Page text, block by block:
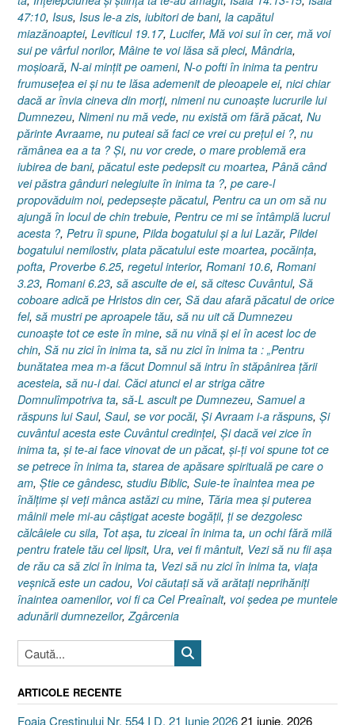
47:10, Isus, Isus le-a zis, iubitori de bani, la capătul
miazănoaptei, Leviticul 19.17, Lucifer, Mă voi sui în cer, mă voi
sui pe vârful norilor, Mâine te voi lăsa să pleci, Mândria,
moşioară, N-ai minţit pe oameni, N-o pofti în inima ta pentru
frumuseţea ei şi nu te lăsa ademenit de pleoapele ei, nici chiar
dacă ar învia cineva din morţi, nimeni nu cunoaşte lucrurile lui
Dumnezeu, Nimeni nu mă vede, nu există om fără păcat, Nu
părinte Avraame, nu puteai să faci ce vrei cu preţul ei ?, nu
rămânea ea a ta ? Şi, nu vor crede, o mare problemă era
iubirea de bani, păcatul este pedepsit cu moartea, Până când
vei păstra gânduri nelegiuite în inima ta ?, pe care-l
propovăduim noi, pedepseşte păcatul, Pentru ca un om să nu
ajungă în locul de chin trebuie, Pentru ce mi se întâmplă lucrul
acesta ?, Petru îi spune, Pilda bogatului şi a lui Lazăr, Pildei
bogatului nemilostiv, plata păcatului este moartea, pocăinţa,
pofta, Proverbe 6.25, regetul interior, Romani 10.6, Romani
3.23, Romani 6.23, să asculte de ei, să citesc Cuvântul, Să
coboare adică pe Hristos din cer, Să dau afară păcatul de orice
fel, să mustri pe aproapele tău, să nu uit că Dumnezeu
cunoaşte tot ce este în mine, să nu vină şi ei în acest loc de
chin, Să nu zici în inima ta, să nu zici în inima ta : „Pentru
bunătatea mea m-a făcut Domnul să intru în stăpânirea ţării
acesteia, să nu-i dai. Căci atunci el ar striga către
Domnulîmpotriva ta, să-L ascult pe Dumnezeu, Samuel a
răspuns lui Saul, Saul, se vor pocăi, Şi Avraam i-a răspuns, Şi
cuvântul acesta este Cuvântul credinţei, Şi dacă vei zice în
inima ta, şi te-ai face vinovat de un păcat, şi-ţi voi spune tot ce
se petrece în inima ta, starea de apăsare spirituală pe care o
am, Ştie ce gândesc, studiu Biblic, Suie-te înaintea mea pe
înălţime şi veţi mânca astăzi cu mine, Tăria mea şi puterea
mâinii mele mi-au câştigat aceste bogăţii, ţi se dezgolesc
călcâiele cu sila, Tot aşa, tu ziceai în inima ta, un ochi fără milă
pentru fratele tău cel lipsit, Ura, vei fi mântuit, Vezi să nu fii aşa
de rău ca să zici în inima ta, Vezi să nu zici în inima ta, viaţa
veşnică este un cadou, Voi căutaţi să vă arătaţi neprihăniţi
înaintea oamenilor, voi fi ca Cel Preaînalt, voi şedea pe muntele
adunării dumnezeilor, Zgârcenia
ARTICOLE RECENTE
Foaia Creștinului Nr. 554 I D. 21 Iunie 202621 iunie, 2026